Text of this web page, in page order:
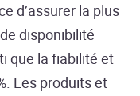
d’assurer la plus
disponibilité
que la fiabilité et
Les produits et